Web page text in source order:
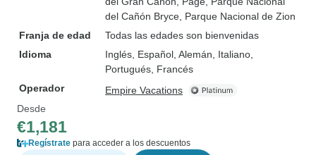
del Cañón Bryce , Parque Nacional de Zion
Franja de edad
Todas las edades son bienvenidas
Idioma
Inglés, Español, Alemán, Italiano,
Portugués, Francés
Operador
Empire Vacations
Desde
€1,181
Regístrate para acceder a los descuentos